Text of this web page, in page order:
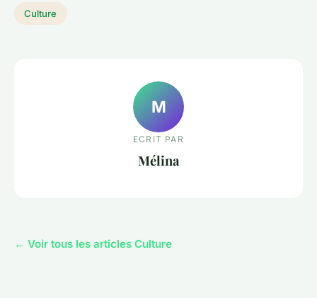
Culture
M
ECRIT PAR
Mélina
← Voir tous les articles Culture